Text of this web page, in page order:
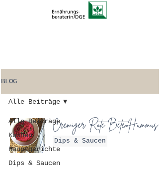
BLOG
Alle Beiträge
Kuchen
Hauptgerichte
Dips & Saucen
Alle Beiträge
Cremiger Rote Bete-Hummus
Dips & Saucen